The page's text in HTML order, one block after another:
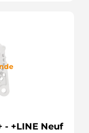
- +LINE Neuf